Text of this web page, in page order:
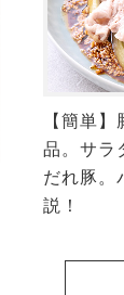
【簡単
品。サラ
だれ豚。
説！